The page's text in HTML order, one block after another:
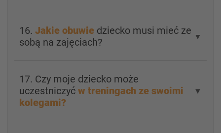
16. Jakie obuwie dziecko musi mieć ze
sobą na zajęciach?
▼
17. Czy moje dziecko może
uczestniczyć w treningach ze swoimi
kolegami?
▼